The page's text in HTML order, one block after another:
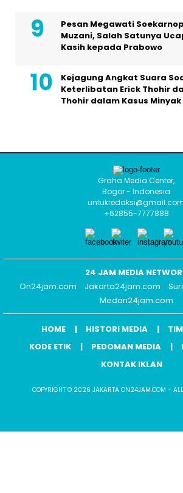
Pesan Megawati
Muzani, Salah Satunya
Kasih kepada Prabowo
Kejagung Angkat Suara
Keterlibatan Erick Thohir
Thohir dalam Kasus
Graha Media Center,
Bogor - Indonesia
+62855-7777888
24 JAM MEDIA
On24jam.com
Jakarta24jam.com
Medan24jam.com
HOME HISTORI MEDIA
KODE ETIK
PEDOMAN MEDIA
KONTAK IKLAN
COPYRIGHT © 2026 JAKARTA ON24JAM.COM - ALL